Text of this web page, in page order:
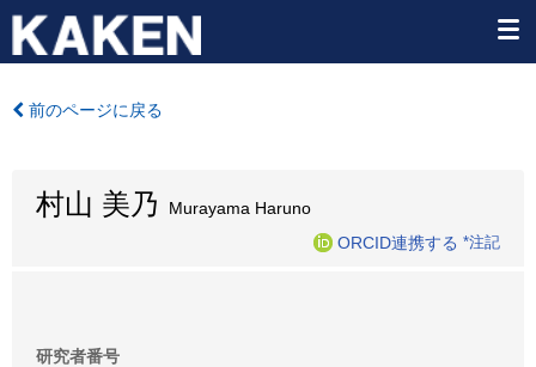
前のページに戻る
村山 美乃
Murayama Haruno
ORCID連携する *注記
研究者番号